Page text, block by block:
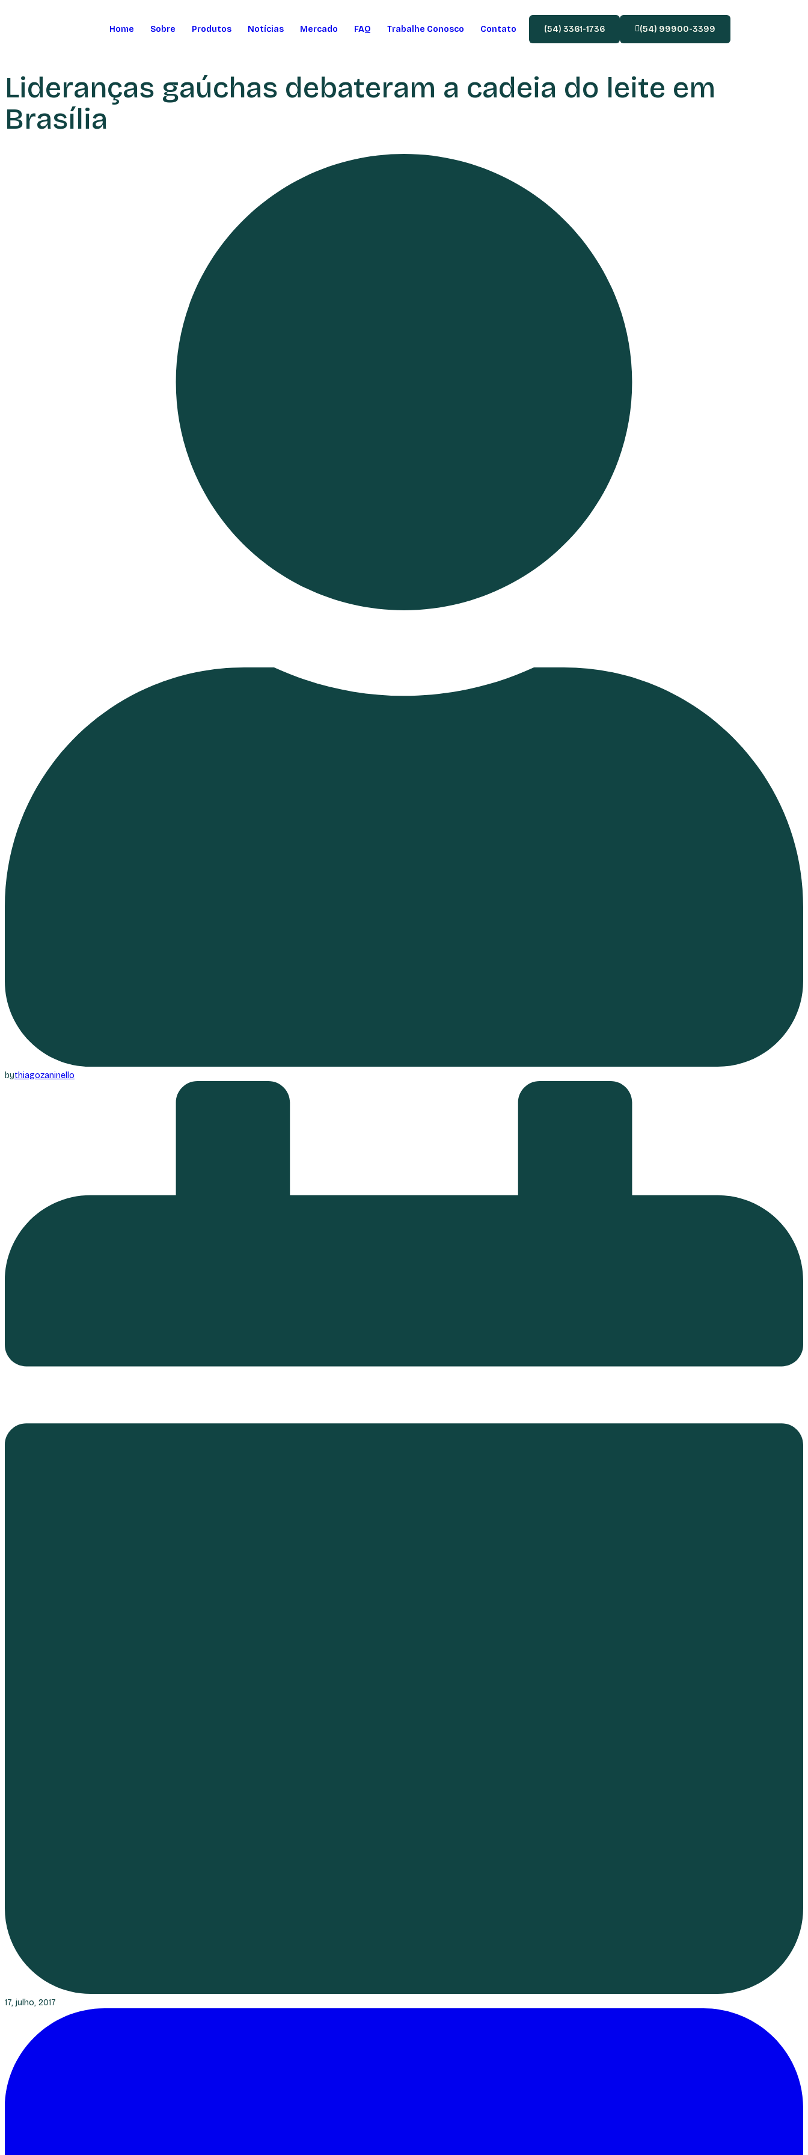
Home Sobre Produtos Notícias Mercado FAQ Trabalhe Conosco Contato (54) 3361-1736 (54) 99900-3399
Lideranças gaúchas debateram a cadeia do leite em
Brasília
bythiagozaninello
17, julho, 2017